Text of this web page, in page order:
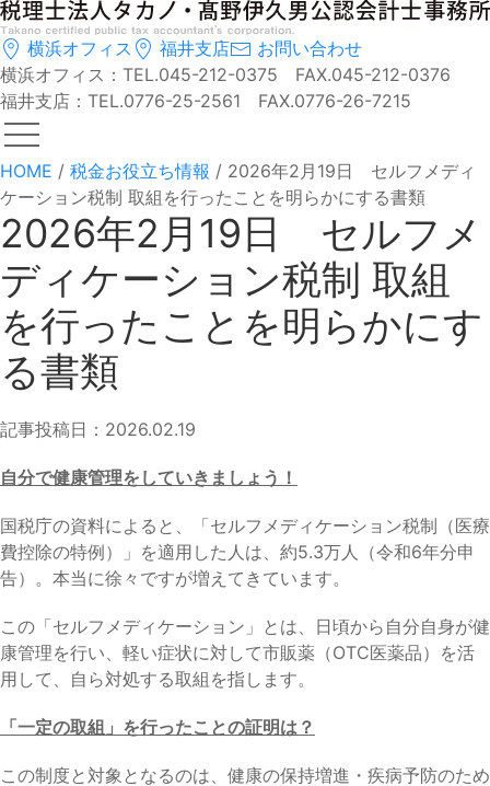
横浜オフィス 福井支店
お問い合わせ
横浜オフィス：TEL.045-212-0375 FAX.045-212-0376
福井支店：TEL.0776-25-2561 FAX.0776-26-7215
HOME / 税金お役立ち情報 / 2026年2月19日 セルフメディ
ケーション税制 取組を行ったことを明らかにする書類
2026年2月19日 セルフメ
ディケーション税制 取組
を行ったことを明らかにす
る書類
記事投稿日：2026.02.19
自分で健康管理をしていきましょう！
国税庁の資料によると、「セルフメディケーション税制（医療
費控除の特例）」を適用した人は、約5.3万人（令和6年分申
告）。本当に徐々ですが増えてきています。
この「セルフメディケーション」とは、日頃から自分自身が健
康管理を行い、軽い症状に対して市販薬（OTC医薬品）を活
用して、自ら対処する取組を指します。
「一定の取組」を行ったことの証明は？
この制度と対象となるのは、健康の保持増進・疾病予防のため